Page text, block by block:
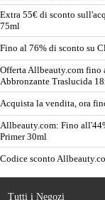
Extra 55€ di sconto
75ml
Fino al 76% di sconto su
Offerta Allbeauty.com fino
Abbronzante Traslucida
Acquista la vendita, ora
Allbeauty.com: Fino
Primer 30ml
Codice sconto
Tutti i Negozi